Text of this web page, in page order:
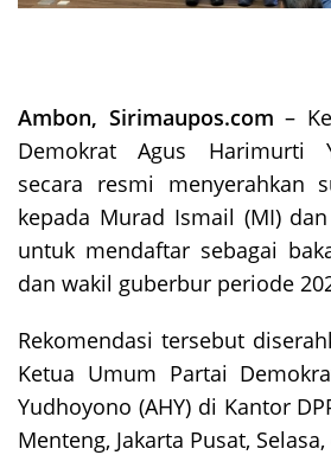
Ambon, Sirimaupos.com–
Demokrat Agus Harimurti
secara resmi menyerahkan
kepada Murad Ismail (MI)
untuk mendaftar sebagai
dan wakil guberbur periode
Rekomendasi tersebut
Ketua Umum Partai
Yudhoyono (AHY) di Kantor
Menteng, Jakarta Pusat,